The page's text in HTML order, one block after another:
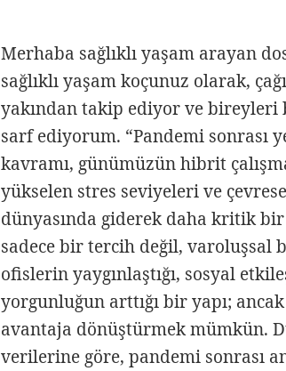
Merhaba sağlıklı yaşam arayan
sağlıklı yaşam koçunuz olarak,
yakından takip ediyor ve bireyleri
sarf ediyorum. “Pandemi sonrası
kavramı, günümüzün hibrit
yükselen stres seviyeleri ve
dünyasında giderek daha kritik bir
sadece bir tercih değil, varoluşsal
ofislerin yaygınlaştığı, sosyal
yorgunluğun arttığı bir yapı;
avantaja dönüştürmek mümkün.
verilerine göre, pandemi sonrası